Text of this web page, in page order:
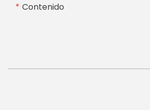
Contenido